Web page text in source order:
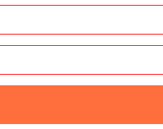
【手机号】领取当月最低折扣 √
【手机号】领取当月最低折扣 √